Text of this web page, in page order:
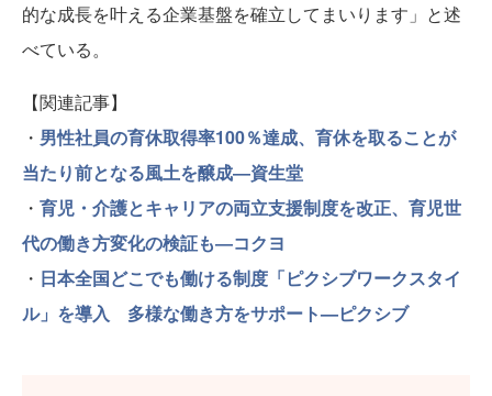
的な成長を叶える企業基盤を確立してまいります」と述
べている。
【関連記事】
・ 男性社員の育休取得率100％達成、育休を取ることが
当たり前となる風土を醸成―資生堂
・ 育児・介護とキャリアの両立支援制度を改正、育児世
代の働き方変化の検証も―コクヨ
・ 日本全国どこでも働ける制度「ピクシブワークスタイ
ル」を導入 多様な働き方をサポート—ピクシブ